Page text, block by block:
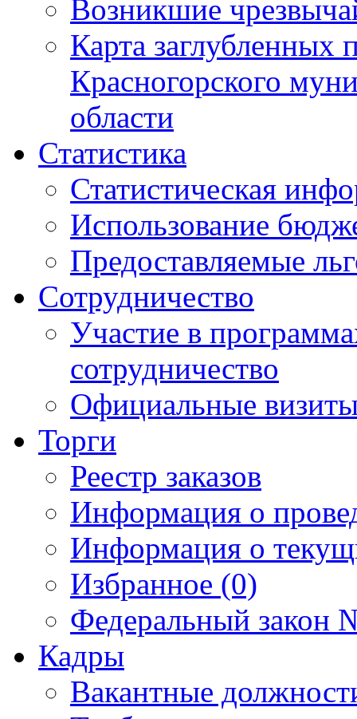
Возникшие
Карта
Красногорского
области
Статистика
Статистическая
Использование
Предоставляемые
Сотрудничество
Участие в
сотрудничество
Официальные
Торги
Реестр заказов
Информация о
Информация о
Избранное (0)
Федеральный закон
Кадры
Вакантные